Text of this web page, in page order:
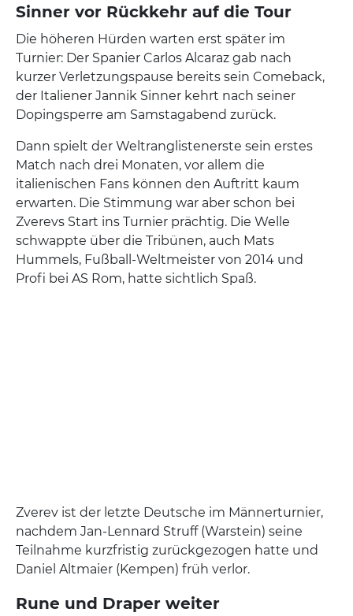
Sinner vor Rückkehr auf die Tour
Die höheren Hürden warten erst später im
Turnier: Der Spanier Carlos Alcaraz gab nach
kurzer Verletzungspause bereits sein Comeback,
der Italiener Jannik Sinner kehrt nach seiner
Dopingsperre am Samstagabend zurück.
Dann spielt der Weltranglistenerste sein erstes
Match nach drei Monaten, vor allem die
italienischen Fans können den Auftritt kaum
erwarten. Die Stimmung war aber schon bei
Zverevs Start ins Turnier prächtig. Die Welle
schwappte über die Tribünen, auch Mats
Hummels, Fußball-Weltmeister von 2014 und
Profi bei AS Rom, hatte sichtlich Spaß.
Zverev ist der letzte Deutsche im Männerturnier,
nachdem Jan-Lennard Struff (Warstein) seine
Teilnahme kurzfristig zurückgezogen hatte und
Daniel Altmaier (Kempen) früh verlor.
Rune und Draper weiter